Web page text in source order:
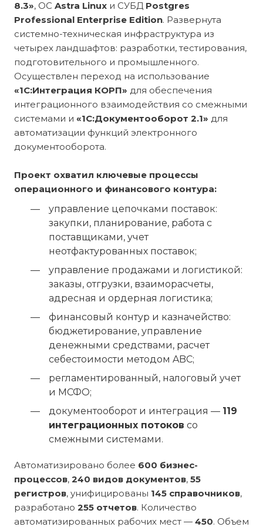
8.3», ОС Astra Linux и СУБД Postgres
Professional Enterprise Edition. Развернута
системно-техническая инфраструктура из
четырех ландшафтов: разработки, тестирования,
подготовительного и промышленного.
Осуществлен переход на использование
«1С:Интеграция КОРП» для обеспечения
интеграционного взаимодействия со смежными
системами и «1С:Документооборот 2.1» для
автоматизации функций электронного
документооборота.
Проект охватил ключевые процессы
операционного и финансового контура:
управление цепочками поставок:
закупки, планирование, работа с
поставщиками, учет
неотфактурованных поставок;
управление продажами и логистикой:
заказы, отгрузки, взаиморасчеты,
адресная и ордерная логистика;
финансовый контур и казначейство:
бюджетирование, управление
денежными средствами, расчет
себестоимости методом ABC;
регламентированный, налоговый учет
и МСФО;
документооборот и интеграция — 119
интеграционных потоков со
смежными системами.
Автоматизировано более 600 бизнес-
процессов, 240 видов документов, 55
регистров, унифицированы 145 справочников,
разработано 255 отчетов. Количество
автоматизированных рабочих мест — 450. Объем